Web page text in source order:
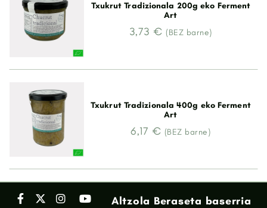
Txukrut Tradizionala 200g eko Ferment
Art
3,73 €(BEZ barne)
Txukrut Tradizionala 400g eko Ferment
Art
6,17 € (BEZ barne)
Altzola Beraseta baserria